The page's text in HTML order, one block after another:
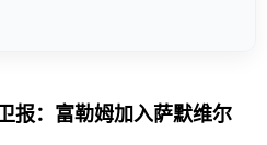
报：富勒姆加入萨默维尔